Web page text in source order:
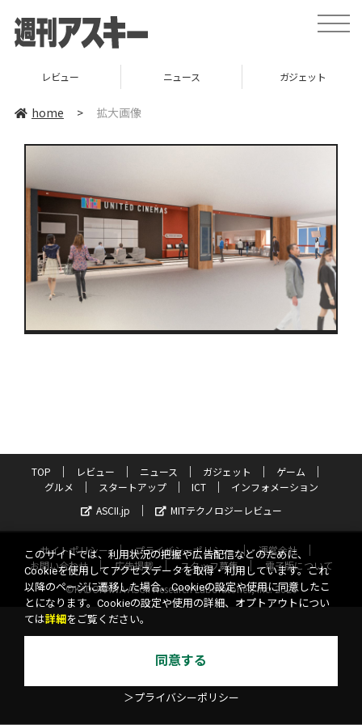
toggle
レビュー ニュース ガジェット
home > 拡大画像
TOP レビュー ニュース ガジェット
ゲーム
グルメ
スタートアップ ICT
インフォメーション
ASCII.jp
MITテクノロジーレビュー
サイトポリシー プライバシーポリシー
運営会社
お問い合わせ
広告掲載 スタッフ募集
電子版について
©KADOKAWA ASCII Research Laboratories, Inc. 2026
このサイトでは、利用状況の把握や広告配信などのために、
Cookieを使用してアクセスデータを取得・利用しています。これ
以降のページに遷移した場合、Cookieの設定や使用に同意したこ
とになります。Cookieの設定や使用の詳細、オプトアウトについ
ては詳細 をご覧ください。
同意する
＞プライバシーポリシー